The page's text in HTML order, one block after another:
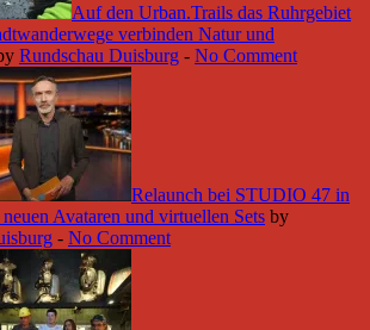
Auf den Urban.Trails das Ruhrgebiet
verbinden Natur und
Rundschau Duisburg - No Comment
Relaunch bei STUDIO 47 in
Avataren und virtuellen Sets by
- No Comment